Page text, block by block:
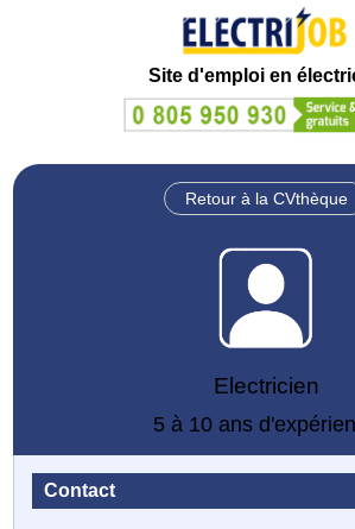
Site d'emploi en
Retour à la CVthèque
Electricien
5 à 10 ans
Contact